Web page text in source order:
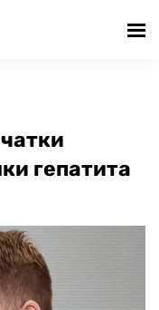
гепатита